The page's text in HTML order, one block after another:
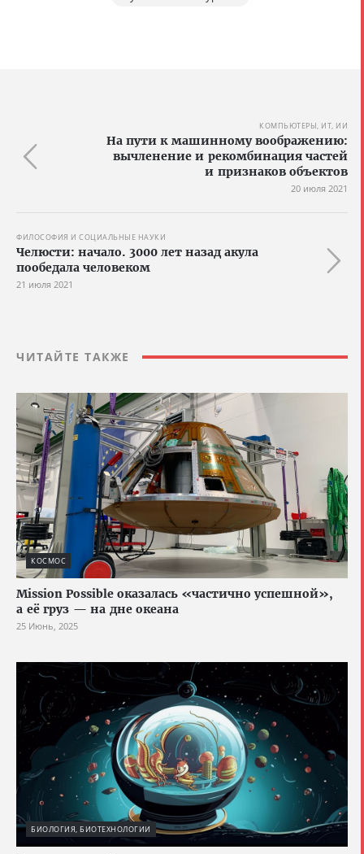
КОМПЬЮТЕРЫ, ИТ, ИИ
На пути к машинному воображению:
вычленение и рекомбинация частей
и признаков объектов
20 июля 2021
ФИЛОСОФИЯ И СОЦИАЛЬНЫЕ НАУКИ
Челюсти: начало. 3000 лет назад акула
пообедала человеком
21 июля 2021
ЧИТАЙТЕ ТАКЖЕ
КОСМОС
Mission Possible оказалась «частично успешной»,
а её груз — на дне океана
25 Июнь, 2025
БИОЛОГИЯ, БИОТЕХНОЛОГИИ